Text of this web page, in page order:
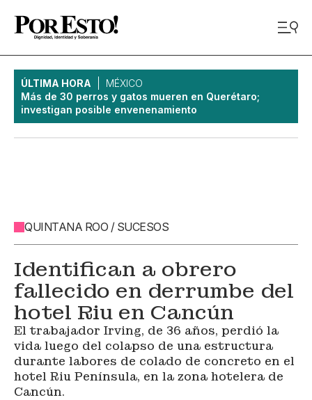
ÚLTIMA HORA
MÉXICO
Más de 30 perros y gatos mueren en Querétaro;
investigan posible envenenamiento
QUINTANA ROO / SUCESOS
Identifican a obrero
fallecido en derrumbe del
hotel Riu en Cancún
El trabajador Irving, de 36 años, perdió la
vida luego del colapso de una estructura
durante labores de colado de concreto en el
hotel Riu Península, en la zona hotelera de
Cancún.